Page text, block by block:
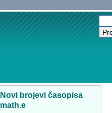
Novi brojevi časopisa
math.e